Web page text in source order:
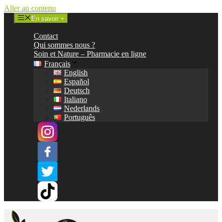
Aller au contenu
En savoir +
Contact
Qui sommes nous ?
Soin et Nature – Pharmacie en ligne
Français
English
Español
Deutsch
Italiano
Nederlands
Português